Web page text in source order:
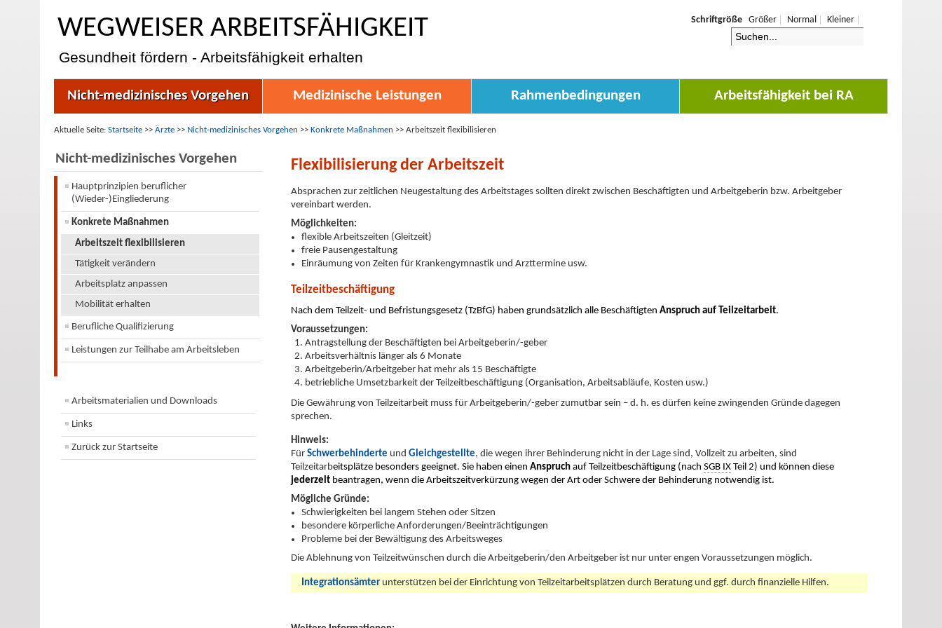
WEGWEISER ARBEITSFÄHIGKEIT
Gesundheit fördern - Arbeitsfähigkeit erhalten
Nicht-medizinisches Vorgehen Medizinische Leistungen Rahmenbedingungen Arbeitsfähigkeit bei RA
Schriftgröße Größer Normal Kleiner
Aktuelle Seite: Startseite >> Ärzte >> Nicht-medizinisches Vorgehen >> Konkrete Maßnahmen >> Arbeitszeit flexibilisieren
Nicht-medizinisches Vorgehen
Hauptprinzipien beruflicher
(Wieder-)Eingliederung
Konkrete Maßnahmen
Arbeitszeit flexibilisieren
Tätigkeit verändern
Arbeitsplatz anpassen
Mobilität erhalten
Berufliche Qualifizierung
Leistungen zur Teilhabe am Arbeitsleben
Arbeitsmaterialien und Downloads
Links
Zurück zur Startseite
Flexibilisierung der Arbeitszeit
Absprachen zur zeitlichen Neugestaltung des Arbeitstages sollten direkt zwischen Beschäftigten und Arbeitgeberin bzw. Arbeitgeber
vereinbart werden.
Möglichkeiten:
flexible Arbeitszeiten (Gleitzeit)
freie Pausengestaltung
Einräumung von Zeiten für Krankengymnastik und Arzttermine usw.
Teilzeitbeschäftigung
Nach dem Teilzeit- und Befristungsgesetz (TzBfG) haben grundsätzlich alle BeschäftigtenAnspruch auf Teilzeitarbeit.
Voraussetzungen:
Antragstellung der Beschäftigten bei Arbeitgeberin/-geber
Arbeitsverhältnis länger als 6 Monate
Arbeitgeberin/Arbeitgeber hat mehr als 15 Beschäftigte
betriebliche Umsetzbarkeit der Teilzeitbeschäftigung (Organisation, Arbeitsabläufe, Kosten usw.)
Die Gewährung von Teilzeitarbeit muss für Arbeitgeberin/-geber zumutbar sein – d. h. es dürfen keine zwingenden Gründe dagegen
sprechen.
Hinweis:
FürSchwerbehinderte undGleichgestellte, die wegen ihrer Behinderung nicht in der Lage sind, Vollzeit zu arbeiten, sind
Teilzeitarbeitsplätze besonders geeignet. Sie haben einenAnspruch auf Teilzeitbeschäftigung (nachSGB IX Teil 2) und können diese
jederzeit beantragen, wenn die Arbeitszeitverkürzung wegen der Art oder Schwere der Behinderung notwendig ist.
Mögliche Gründe:
Schwierigkeiten bei langem Stehen oder Sitzen
besondere körperliche Anforderungen/Beeinträchtigungen
Probleme bei der Bewältigung des Arbeitsweges
Die Ablehnung von Teilzeitwünschen durch die Arbeitgeberin/den Arbeitgeber ist nur unter engen Voraussetzungen möglich.
Integrationsämter unterstützen bei der Einrichtung von Teilzeitarbeitsplätzen durch Beratung und ggf. durch finanzielle Hilfen.